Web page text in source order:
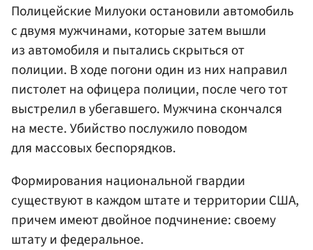
Полицейские Милуоки остановили автомобиль
с двумя мужчинами, которые затем вышли
из автомобиля и пытались скрыться от
полиции. В ходе погони один из них направил
пистолет на офицера полиции, после чего тот
выстрелил в убегавшего. Мужчина скончался
на месте. Убийство послужило поводом
для массовых беспорядков.
Формирования национальной гвардии
существуют в каждом штате и территории США,
причем имеют двойное подчинение: своему
штату и федеральное.